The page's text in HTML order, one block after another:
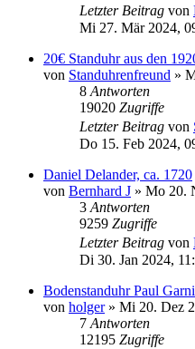
Letzter Beitrag von
Mi 27. Mär 2024,
20€ Standuhr aus den
von Standuhrenfreund »
8 Antworten
19020 Zugriffe
Letzter Beitrag von
Do 15. Feb 2024,
Daniel Delander, ca. 1720
von Bernhard J » Mo 20.
3 Antworten
9259 Zugriffe
Letzter Beitrag von
Di 30. Jan 2024,
Bodenstanduhr Paul
von holger» Mi 20. Dez
7 Antworten
12195 Zugriffe